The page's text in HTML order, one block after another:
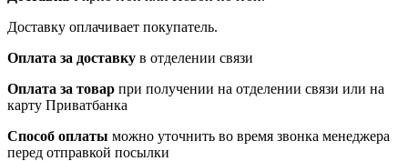
Доставку оплачивает покупатель.
Оплата за доставку в отделении связи
Оплата за товар при получении на отделении связи или на
карту Приватбанка
Способ оплаты можно уточнить во время звонка менеджера
перед отправкой посылки